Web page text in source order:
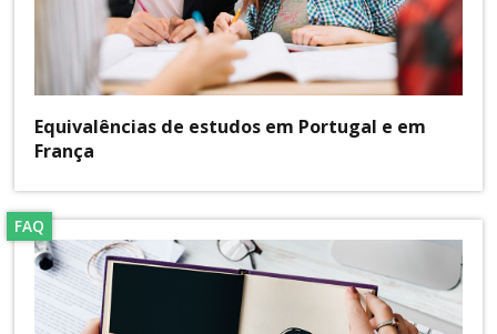
Equivalências de estudos em Portugal e em
França
FAQ